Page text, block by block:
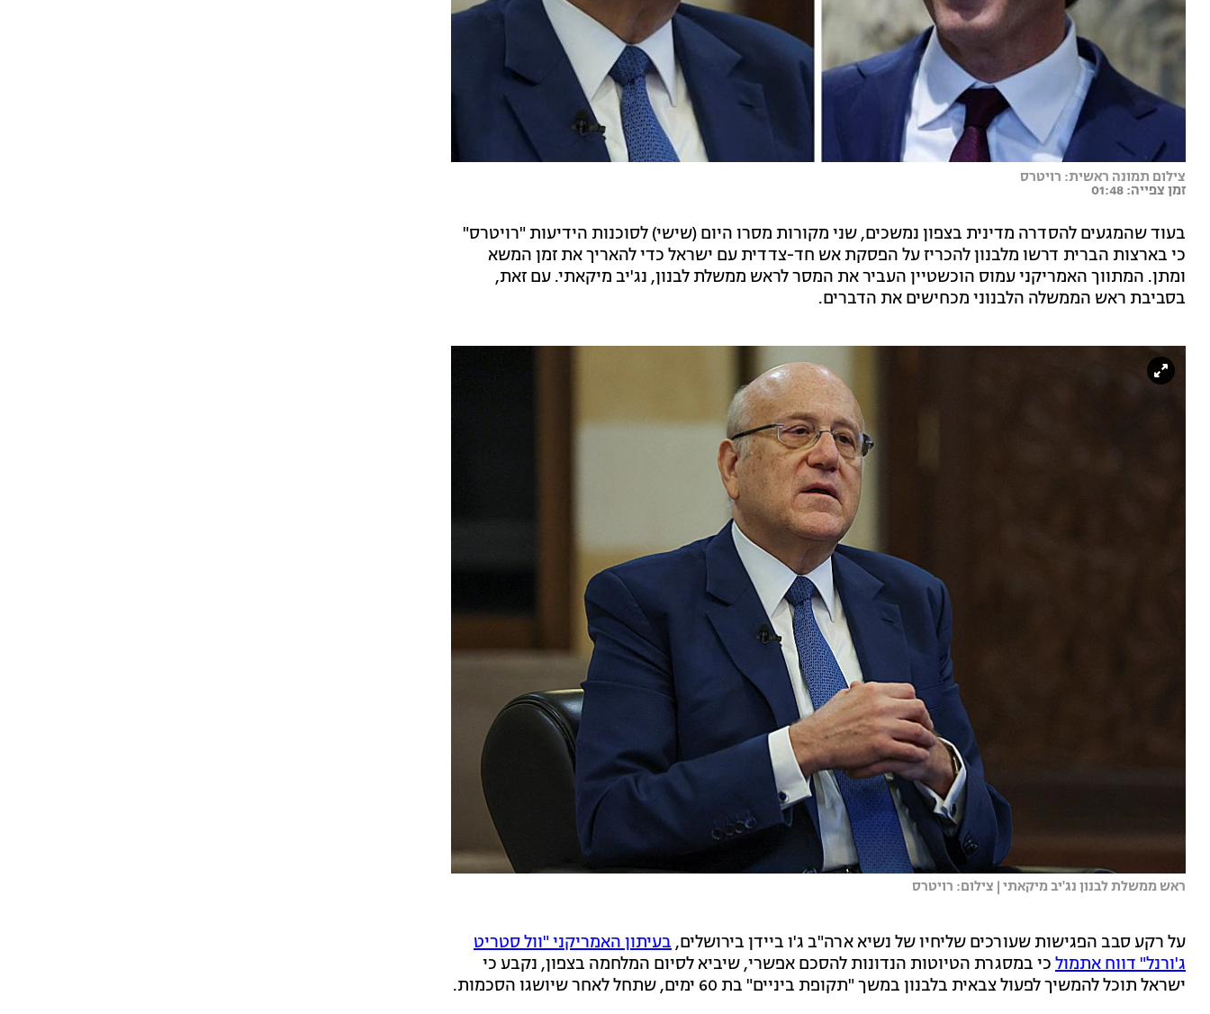
צילום תמונה ראשית: רויטרס
זמן צפייה: 01:48
בעוד שהמגעים להסדרה מדינית בצפון נמשכים, שני מקורות מסרו היום (שישי) לסוכנות הידיעות "רויטרס"
כי בארצות הברית דרשו מלבנון להכריז על הפסקת אש חד-צדדית עם ישראל כדי להאריך את זמן המשא
ומתן. המתווך האמריקני עמוס הוכשטיין העביר את המסר לראש ממשלת לבנון, נג'יב מיקאתי. עם זאת,
בסביבת ראש הממשלה הלבנוני מכחישים את הדברים.
ראש ממשלת לבנון נג'יב מיקאתי | צילום: רויטרס
על רקע סבב הפגישות שעורכים שליחיו של נשיא ארה"ב ג'ו ביידן בירושלים,בעיתון האמריקני "וול סטריט
ג'ורנל" דווח אתמול כי במסגרת הטיוטות הנדונות להסכם אפשרי, שיביא לסיום המלחמה בצפון, נקבע כי
ישראל תוכל להמשיך לפעול צבאית בלבנון במשך "תקופת ביניים" בת 60 ימים, שתחל לאחר שיושגו הסכמות.